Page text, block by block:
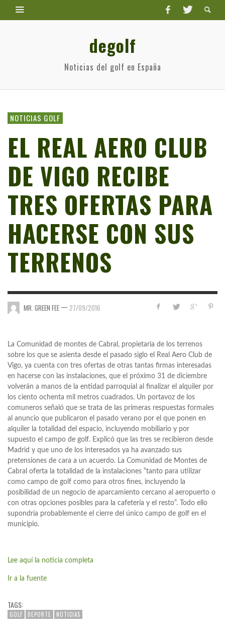
degolf
Noticias del golf en España
NOTICIAS GOLF
EL REAL AERO CLUB
DE VIGO RECIBE
TRES OFERTAS PARA
HACERSE CON SUS
TERRENOS
MR. GREEN FEE — 27/09/2016
La Comunidad de montes de Cabral, propietaria de los terrenos
sobre los que se asienta desde el pasado siglo el Real Aero Club de
Vigo, ya cuenta con tres ofertas de otras tantas firmas interesadas
en hacerse con las instalaciones, que el próximo 31 de diciembre
volverán a manos de la entidad parroquial al finalizar el alquiler por
los ciento ochenta mil metros cuadrados. Un portavoz de los
comuneros señaló que se trata de las primeras respuestas formales
al anuncio que publicaron el pasado verano por el que ponen en
alquiler la totalidad del espacio, incluyendo mobiliario y por
supuesto el campo de golf. Explicó que las tres se recibieron desde
Madrid y que uno de los interesados ya ha avanzado sus
pretensiones de cara a un acuerdo. La Comunidad de Montes de
Cabral oferta la totalidad de la instalaciones “tanto para utilizar
como campo de golf como para otros fines, incluyendo la
posibilidad de un negocio de aparcamiento cercano al aeropuerto o
con otras opciones posibles para la cafetería y el resto”. Todo ello
supondría probablemente el cierre del único campo de golf en el
municipio.
Lee aquí la noticia completa
Ir a la fuente
TAGS:
GOLF DEPORTE NOTICIAS